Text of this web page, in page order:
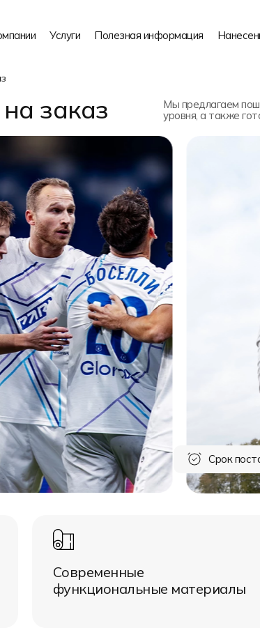
Услуги Полезная информация
заказ
Мы предлагаем
уровня, а также
Срок
Современные
функциональные материалы